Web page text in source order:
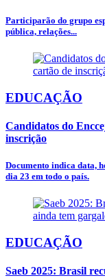
Participarão do grupo
pública, relações...
EDUCAÇÃO
Candidatos do
inscrição
Documento indica data,
dia 23 em todo o país.
EDUCAÇÃO
Saeb 2025: Brasil